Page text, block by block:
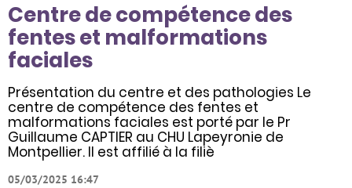
Centre de compétence des
fentes et malformations
faciales
Présentation du centre et des pathologies Le
centre de compétence des fentes et
malformations faciales est porté par le Pr
Guillaume CAPTIER au CHU Lapeyronie de
Montpellier. Il est affilié à la filiè
05/03/2025 16:47